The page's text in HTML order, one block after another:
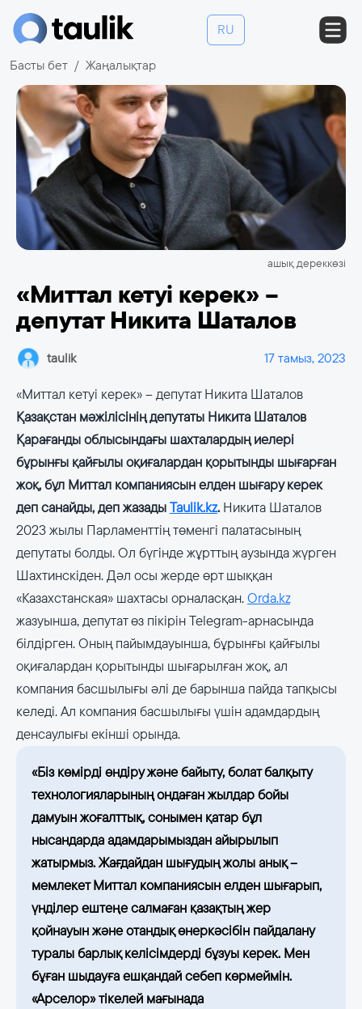
RU
Басты бет Жаңалықтар
ашық дереккөзі
«Миттал кетуі керек» –
депутат Никита Шаталов
taulik 17 тамыз, 2023
«Миттал кетуі керек» – депутат Никита Шаталов
Қазақстан мәжілісінің депутаты Никита Шаталов
Қарағанды ​​облысындағы шахталардың иелері
бұрынғы қайғылы оқиғалардан қорытынды шығарған
жоқ, бұл Миттал компаниясын елден шығару керек
деп санайды, деп жазадыTaulik.kz. Никита Шаталов
2023 жылы Парламенттің төменгі палатасының
депутаты болды. Ол бүгінде жұрттың аузында жүрген
Шахтинскіден. Дәл осы жерде өрт шыққан
«Казахстанская» шахтасы орналасқан.Orda.kz
жазуынша, депутат өз пікірін Telegram-арнасында
білдірген. Оның пайымдауынша, бұрынғы қайғылы
оқиғалардан қорытынды шығарылған жоқ, ал
компания басшылығы әлі де барынша пайда тапқысы
келеді. Ал компания басшылығы үшін адамдардың
денсаулығы екінші орында.
«Біз көмірді өндіру және байыту, болат балқыту
технологияларының ондаған жылдар бойы
дамуын жоғалттық, сонымен қатар бұл
нысандарда адамдарымыздан айырылып
жатырмыз. Жағдайдан шығудың жолы анық –
мемлекет Миттал компаниясын елден шығарып,
үнділер ештеңе салмаған қазақтың жер
қойнауын және отандық өнеркәсібін пайдалану
туралы барлық келісімдерді бұзуы керек. Мен
бұған шыдауға ешқандай себеп көрмеймін.
«Арселор» тікелей мағынада